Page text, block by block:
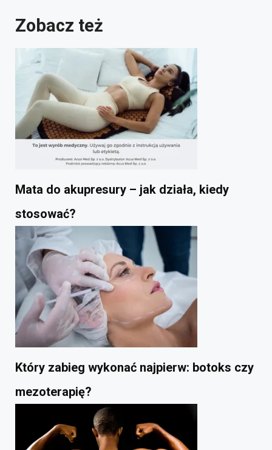
Zobacz też
Mata do akupresury – jak działa, kiedy
stosować?
Który zabieg wykonać najpierw: botoks czy
mezoterapię?